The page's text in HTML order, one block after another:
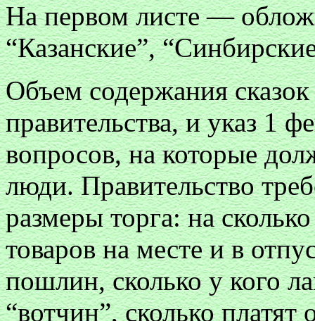
На первом листе —
“Казанские”,
Объем содержания
правительства, и указ 1
вопросов, на которые
люди. Правительство
размеры торга: на
товаров на месте и в
пошлин, сколько у кого
“вотчин”, сколько